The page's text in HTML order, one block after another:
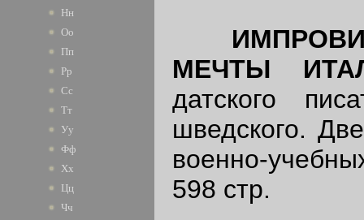
Нн
Оо
Пп
Рр
Сс
Тт
Уу
Фф
Хх
Цц
Чч
МЕЧТЫ
датского
шведского.
военно-
598 стр.